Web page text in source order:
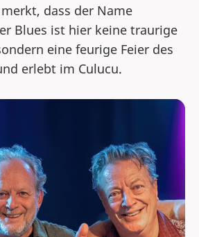
dass der Name
Blues ist hier keine traurige
eine feurige Feier des
erlebt im Culucu.